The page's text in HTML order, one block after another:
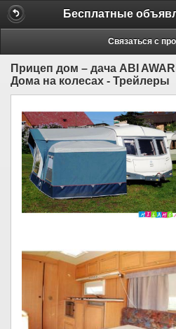
Связаться с
Прицеп дом – дача ABI
Дома на колесах - Трейлеры